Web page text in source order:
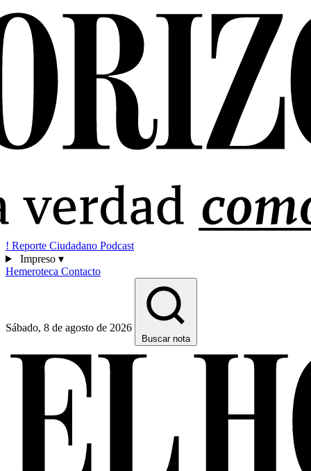
! Reporte Ciudadano Podcast
Impreso ▾
Hemeroteca Contacto
Sábado, 8 de agosto de 2026
Buscar nota